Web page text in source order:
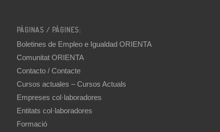
PÁGINAS / PÀGINES:
Boletines de Empleo e Igualdad ORIENTA
Comunitat ORIENTA
Contacto / Contacte
Cursos actuales – Cursos Actuals
Empreses col·laboradores
Entitats col·laboradores
Formació